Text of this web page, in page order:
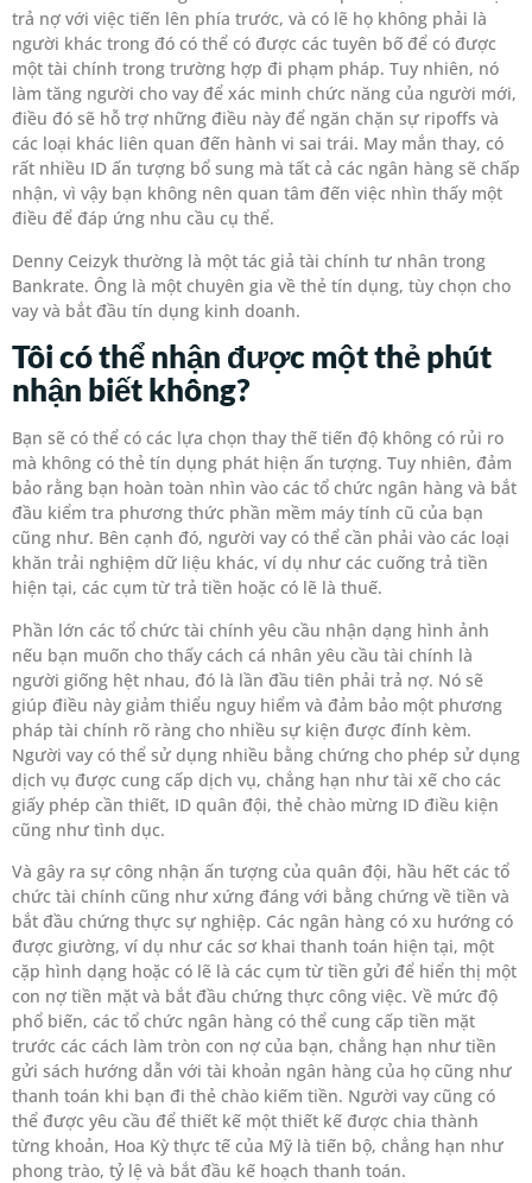
trả nợ với việc tiến lên phía trước, và có lẽ họ không phải là
người khác trong đó có thể có được các tuyên bố để có được
một tài chính trong trường hợp đi phạm pháp. Tuy nhiên, nó
làm tăng người cho vay để xác minh chức năng của người mới,
điều đó sẽ hỗ trợ những điều này để ngăn chặn sự ripoffs và
các loại khác liên quan đến hành vi sai trái. May mắn thay, có
rất nhiều ID ấn tượng bổ sung mà tất cả các ngân hàng sẽ chấp
nhận, vì vậy bạn không nên quan tâm đến việc nhìn thấy một
điều để đáp ứng nhu cầu cụ thể.
Denny Ceizyk thường là một tác giả tài chính tư nhân trong
Bankrate. Ông là một chuyên gia về thẻ tín dụng, tùy chọn cho
vay và bắt đầu tín dụng kinh doanh.
Tôi có thể nhận được một thẻ phút
nhận biết không?
Bạn sẽ có thể có các lựa chọn thay thế tiến độ không có rủi ro
mà không có thẻ tín dụng phát hiện ấn tượng. Tuy nhiên, đảm
bảo rằng bạn hoàn toàn nhìn vào các tổ chức ngân hàng và bắt
đầu kiểm tra phương thức phần mềm máy tính cũ của bạn
cũng như. Bên cạnh đó, người vay có thể cần phải vào các loại
khăn trải nghiệm dữ liệu khác, ví dụ như các cuống trả tiền
hiện tại, các cụm từ trả tiền hoặc có lẽ là thuế.
Phần lớn các tổ chức tài chính yêu cầu nhận dạng hình ảnh
nếu bạn muốn cho thấy cách cá nhân yêu cầu tài chính là
người giống hệt nhau, đó là lần đầu tiên phải trả nợ. Nó sẽ
giúp điều này giảm thiểu nguy hiểm và đảm bảo một phương
pháp tài chính rõ ràng cho nhiều sự kiện được đính kèm.
Người vay có thể sử dụng nhiều bằng chứng cho phép sử dụng
dịch vụ được cung cấp dịch vụ, chẳng hạn như tài xế cho các
giấy phép cần thiết, ID quân đội, thẻ chào mừng ID điều kiện
cũng như tình dục.
Và gây ra sự công nhận ấn tượng của quân đội, hầu hết các tổ
chức tài chính cũng như xứng đáng với bằng chứng về tiền và
bắt đầu chứng thực sự nghiệp. Các ngân hàng có xu hướng có
được giường, ví dụ như các sơ khai thanh toán hiện tại, một
cặp hình dạng hoặc có lẽ là các cụm từ tiền gửi để hiển thị một
con nợ tiền mặt và bắt đầu chứng thực công việc. Về mức độ
phổ biến, các tổ chức ngân hàng có thể cung cấp tiền mặt
trước các cách làm tròn con nợ của bạn, chẳng hạn như tiền
gửi sách hướng dẫn với tài khoản ngân hàng của họ cũng như
thanh toán khi bạn đi thẻ chào kiếm tiền. Người vay cũng có
thể được yêu cầu để thiết kế một thiết kế được chia thành
từng khoản, Hoa Kỳ thực tế của Mỹ là tiến bộ, chẳng hạn như
phong trào, tỷ lệ và bắt đầu kế hoạch thanh toán.